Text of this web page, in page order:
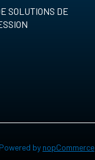
SOLUTIONS DE
Powered by nopCommerce